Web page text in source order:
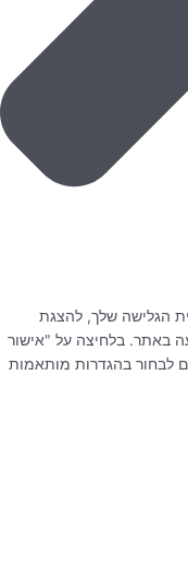
הגלישה שלך, להצגת
באתר. בלחיצה על "אישור
לבחור בהגדרות מותאמות